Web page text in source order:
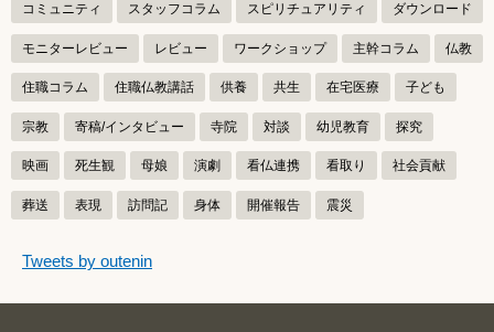
コミュニティ スタッフコラム スピリチュアリティ ダウンロード
モニターレビュー レビュー ワークショップ 主幹コラム 仏教
住職コラム 住職仏教講話 供養 共生 在宅医療 子ども
宗教 寄稿/インタビュー 寺院 対談 幼児教育 探究
映画 死生観 母娘 演劇 看仏連携 看取り 社会貢献
葬送 表現 訪問記 身体 開催報告 震災
つぶやきをスキップする
Tweets by outenin